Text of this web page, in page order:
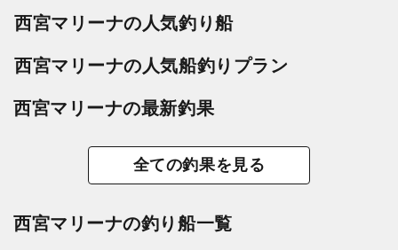
西宮マリーナの人気釣り船
西宮マリーナの人気船釣りプラン
西宮マリーナの最新釣果
全ての釣果を見る
西宮マリーナの釣り船一覧